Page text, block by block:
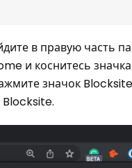
в правую часть
и коснитесь значка
значок